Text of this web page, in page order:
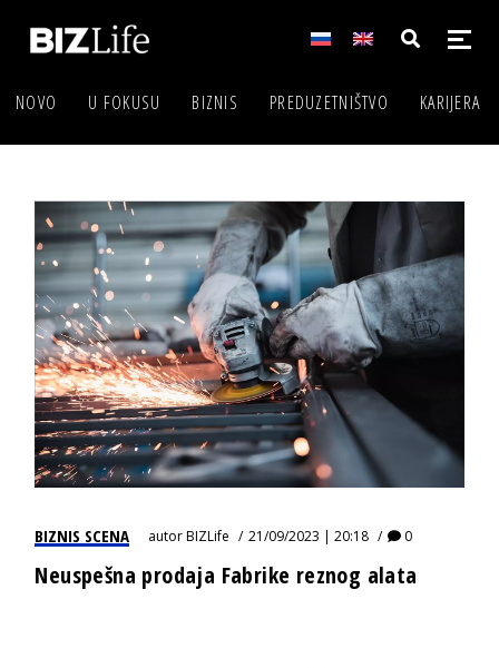
NOVO U FOKUSU BIZNIS PREDUZETNIŠTVO KARIJERA
BIZNIS SCENA autorBIZLife 21/09/2023 | 20:18 0
Neuspešna prodaja Fabrike reznog alata